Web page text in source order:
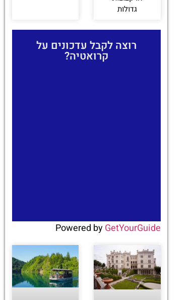
גדולות
רוצה לקבל עדכונים על
קרואטיה?
Powered byGetYourGuide